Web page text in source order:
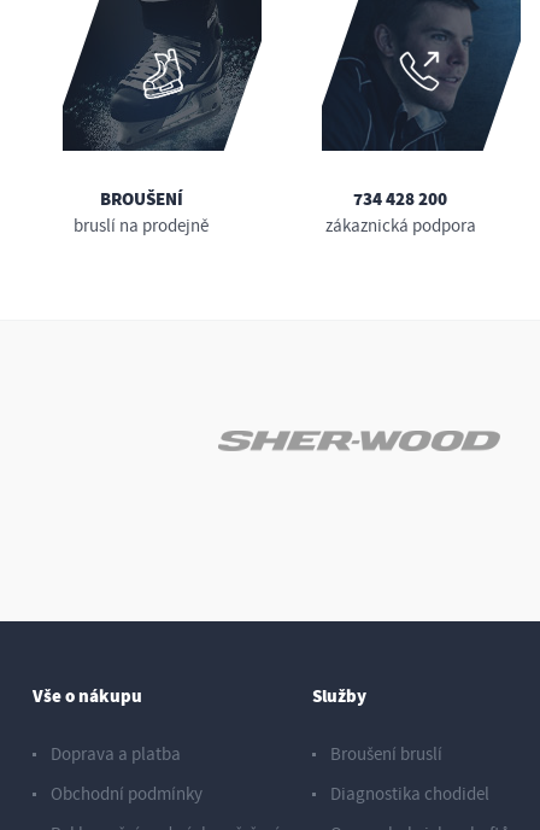
BROUŠENÍ
bruslí na prodejně
734 428 200
zákaznická podpora
Vše o nákupu
Doprava a platba
Obchodní podmínky
Služby
Broušení bruslí
Diagnostika chodidel